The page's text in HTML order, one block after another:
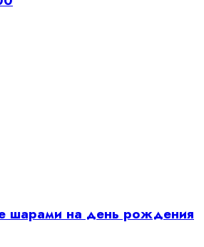
шарами на день рождения